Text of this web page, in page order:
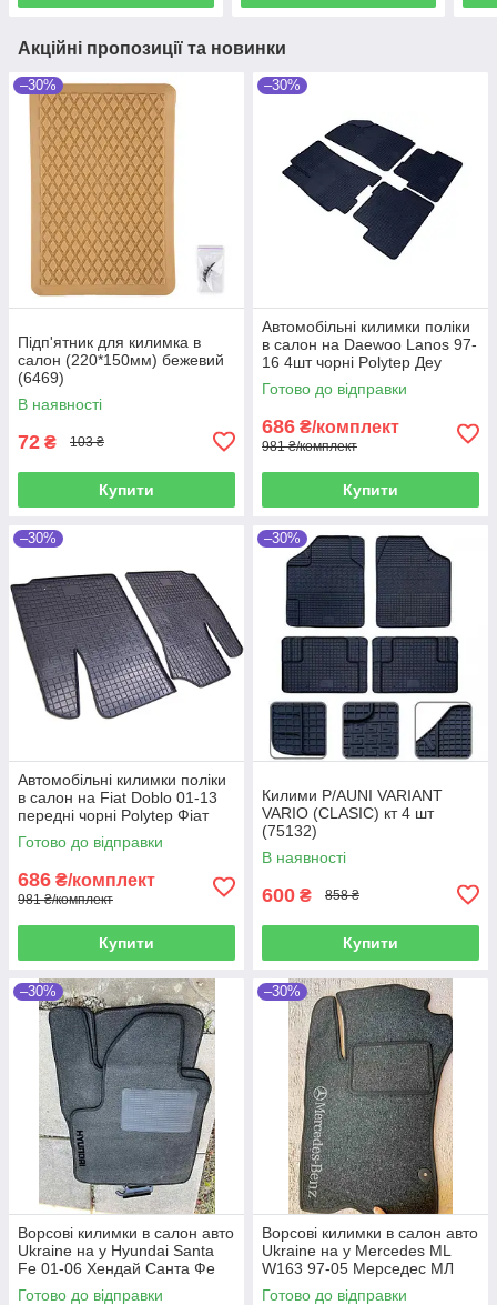
Акційні пропозиції та новинки
–30%
Підп'ятник для килимка в
салон (220*150мм) бежевий
(6469)
В наявності
72 ₴ 103 ₴
Купити
–30%
Автомобільні килимки поліки
в салон на Daewoo Lanos 97-
16 4шт чорні Polytep Деу
Ланос
Готово до відправки
686 ₴/комплект
981 ₴/комплект
Купити
–30%
Автомобільні килимки поліки
в салон на Fiat Doblo 01-13
передні чорні Polytep Фіат
Добло
Готово до відправки
686 ₴/комплект
981 ₴/комплект
Купити
–30%
Килими P/AUNI VARIANT
VARIO (CLASIC) кт 4 шт
(75132)
В наявності
600 ₴ 858 ₴
Купити
–30%
Ворсові килимки в салон авто
Ukraine на у Hyundai Santa
Fe 01-06 Хендай Санта Фе
сірі
Готово до відправки
–30%
Ворсові килимки в салон авто
Ukraine на у Mercedes ML
W163 97-05 Мерседес МЛ
чорні
Готово до відправки